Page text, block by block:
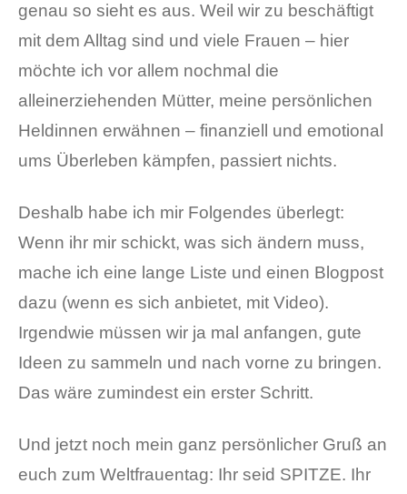
genau so sieht es aus. Weil wir zu beschäftigt
mit dem Alltag sind und viele Frauen – hier
möchte ich vor allem nochmal die
alleinerziehenden Mütter, meine persönlichen
Heldinnen erwähnen – finanziell und emotional
ums Überleben kämpfen, passiert nichts.
Deshalb habe ich mir Folgendes überlegt:
Wenn ihr mir schickt, was sich ändern muss,
mache ich eine lange Liste und einen Blogpost
dazu (wenn es sich anbietet, mit Video).
Irgendwie müssen wir ja mal anfangen, gute
Ideen zu sammeln und nach vorne zu bringen.
Das wäre zumindest ein erster Schritt.
Und jetzt noch mein ganz persönlicher Gruß an
euch zum Weltfrauentag: Ihr seid SPITZE. Ihr